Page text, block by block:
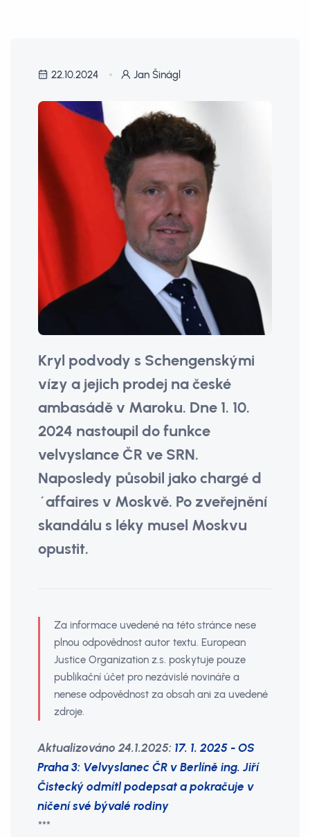
22.10.2024 Jan Šinágl
Kryl podvody s Schengenskými
vízy a jejich prodej na české
ambasádě v Maroku. Dne 1. 10.
2024 nastoupil do funkce
velvyslance ČR ve SRN.
Naposledy působil jako chargé d
´affaires v Moskvě. Po zveřejnění
skandálu s léky musel Moskvu
opustit.
Za informace uvedené na této stránce nese
plnou odpovědnost autor textu. European
Justice Organization z.s. poskytuje pouze
publikační účet pro nezávislé novináře a
nenese odpovědnost za obsah ani za uvedené
zdroje.
Aktualizováno 24.1.2025: 17. 1. 2025 - OS
Praha 3: Velvyslanec ČR v Berlíně ing. Jiří
Čistecký odmítl podepsat a pokračuje v
ničení své bývalé rodiny
***